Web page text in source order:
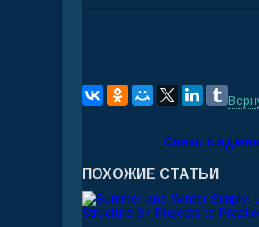
Связь с
ПОХОЖИЕ СТАТЬИ